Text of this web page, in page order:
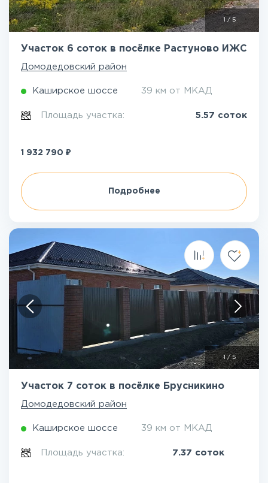
1 / 5
Участок 6 соток в посёлке Растуново ИЖС
Домодедовский район
Каширское шоссе 39 км от МКАД
Площадь участка: 5.57 соток
1 932 790 ₽
Подробнее
1/5
Участок 7 соток в посёлке Брусникино
Домодедовский район
Каширское шоссе 39 км от МКАД
Площадь участка: 7.37 соток